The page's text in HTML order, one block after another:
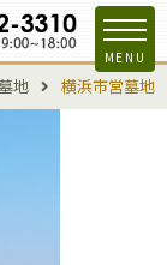
MENU
地 横浜市営墓地